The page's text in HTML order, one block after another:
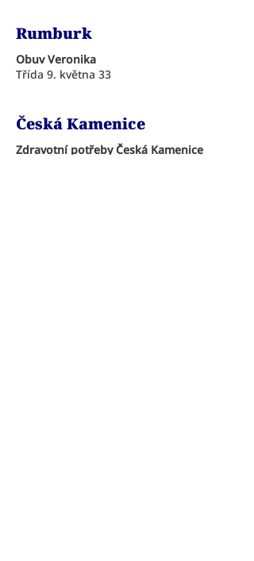
Rumburk
Obuv Veronika
Třída 9. května 33
Česká Kamenice
Zdravotní potřeby Česká Kamenice